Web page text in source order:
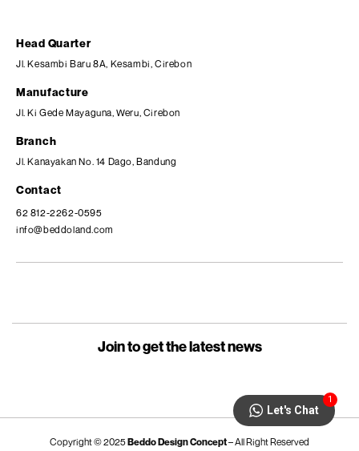
Head Quarter
Jl. Kesambi Baru 8A, Kesambi, Cirebon
Manufacture
Jl. Ki Gede Mayaguna, Weru, Cirebon
Branch
Jl. Kanayakan No. 14 Dago, Bandung
Contact
62 812-2262-0595
info@beddoland.com
Join to get the latest news
Copyright © 2025Beddo Design Concept– All Right Reserved
Let's Chat
1